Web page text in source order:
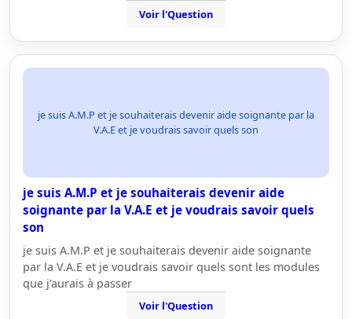
Voir l'Question
je suis A.M.P et je souhaiterais devenir aide soignante par la
V.A.E et je voudrais savoir quels son
je suis A.M.P et je souhaiterais devenir aide
soignante par la V.A.E et je voudrais savoir quels
son
je suis A.M.P et je souhaiterais devenir aide soignante
par la V.A.E et je voudrais savoir quels sont les modules
que j'aurais à passer
Voir l'Question